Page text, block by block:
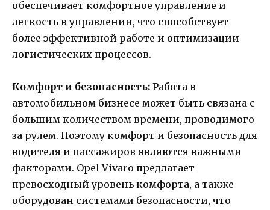
обеспечивает комфортное управление и
легкость в управлении, что способствует
более эффективной работе и оптимизации
логистических процессов.
Комфорт и безопасность: Работа в
автомобильном бизнесе может быть связана с
большим количеством времени, проводимого
за рулем. Поэтому комфорт и безопасность для
водителя и пассажиров являются важными
факторами. Opel Vivaro предлагает
превосходный уровень комфорта, а также
оборудован системами безопасности, что